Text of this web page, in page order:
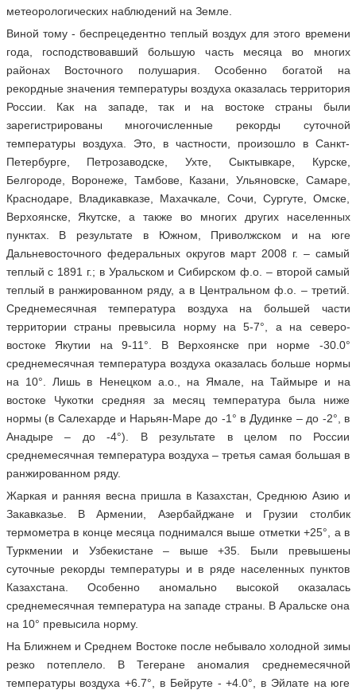
метеорологических наблюдений на Земле.
Виной тому - беспрецедентно теплый воздух для этого времени
года, господствовавший большую часть месяца во многих
районах Восточного полушария. Особенно богатой на
рекордные значения температуры воздуха оказалась территория
России. Как на западе, так и на востоке страны были
зарегистрированы многочисленные рекорды суточной
температуры воздуха. Это, в частности, произошло в Санкт-
Петербурге, Петрозаводске, Ухте, Сыктывкаре, Курске,
Белгороде, Воронеже, Тамбове, Казани, Ульяновске, Самаре,
Краснодаре, Владикавказе, Махачкале, Сочи, Сургуте, Омске,
Верхоянске, Якутске, а также во многих других населенных
пунктах. В результате в Южном, Приволжском и на юге
Дальневосточного федеральных округов март 2008 г. – самый
теплый с 1891 г.; в Уральском и Сибирском ф.о. – второй самый
теплый в ранжированном ряду, а в Центральном ф.о. – третий.
Среднемесячная температура воздуха на большей части
территории страны превысила норму на 5-7°, а на северо-
востоке Якутии на 9-11°. В Верхоянске при норме -30.0°
среднемесячная температура воздуха оказалась больше нормы
на 10°. Лишь в Ненецком а.о., на Ямале, на Таймыре и на
востоке Чукотки средняя за месяц температура была ниже
нормы (в Салехарде и Нарьян-Маре до -1° в Дудинке – до -2°, в
Анадыре – до -4°). В результате в целом по России
среднемесячная температура воздуха – третья самая большая в
ранжированном ряду.
Жаркая и ранняя весна пришла в Казахстан, Среднюю Азию и
Закавказье. В Армении, Азербайджане и Грузии столбик
термометра в конце месяца поднимался выше отметки +25°, а в
Туркмении и Узбекистане – выше +35. Были превышены
суточные рекорды температуры и в ряде населенных пунктов
Казахстана. Особенно аномально высокой оказалась
среднемесячная температура на западе страны. В Аральске она
на 10° превысила норму.
На Ближнем и Среднем Востоке после небывало холодной зимы
резко потеплело. В Тегеране аномалия среднемесячной
температуры воздуха +6.7°, в Бейруте - +4.0°, в Эйлате на юге